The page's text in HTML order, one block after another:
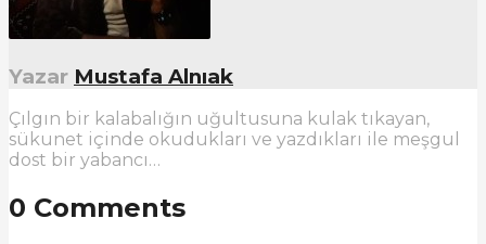
Yazar Mustafa Alnıak
Çılgın bir kalabalığın uğultusuna kulak tıkayan,
sükunet içinde okudukları ve yazdıkları ile meşgul
dost bir yabancı…
0 Comments